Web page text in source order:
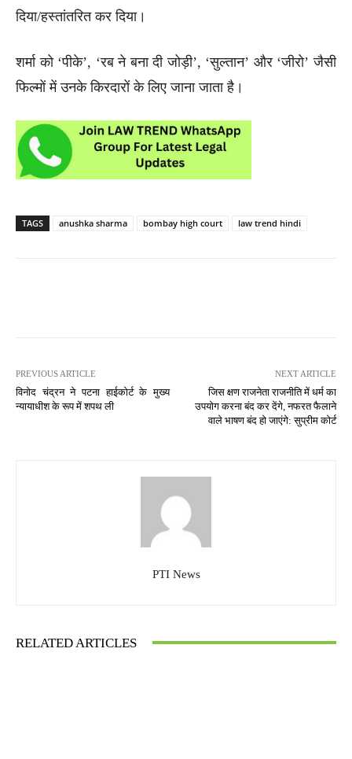
दिया/हस्तांतरित कर दिया।
शर्मा को ‘पीके’, ‘रब ने बना दी जोड़ी’, ‘सुल्तान’ और ‘जीरो’ जैसी
फिल्मों में उनके किरदारों के लिए जाना जाता है।
TAGS anushka sharma bombay high court law trend hindi
PREVIOUS ARTICLE
विनोद चंद्रन ने पटना हाईकोर्ट के मुख्य
न्यायाधीश के रूप में शपथ ली
NEXT ARTICLE
जिस क्षण राजनेता राजनीति में धर्म का
उपयोग करना बंद कर देंगे, नफरत फैलाने
वाले भाषण बंद हो जाएंगे: सुप्रीम कोर्ट
PTI News
RELATED ARTICLES